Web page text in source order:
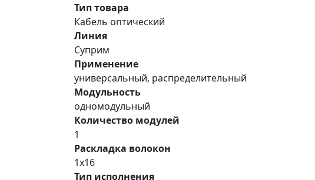
Тип товара
Кабель оптический
Линия
Суприм
Применение
универсальный, распределительный
Модульность
одномодульный
Количество модулей
1
Раскладка волокон
1х16
Тип исполнения